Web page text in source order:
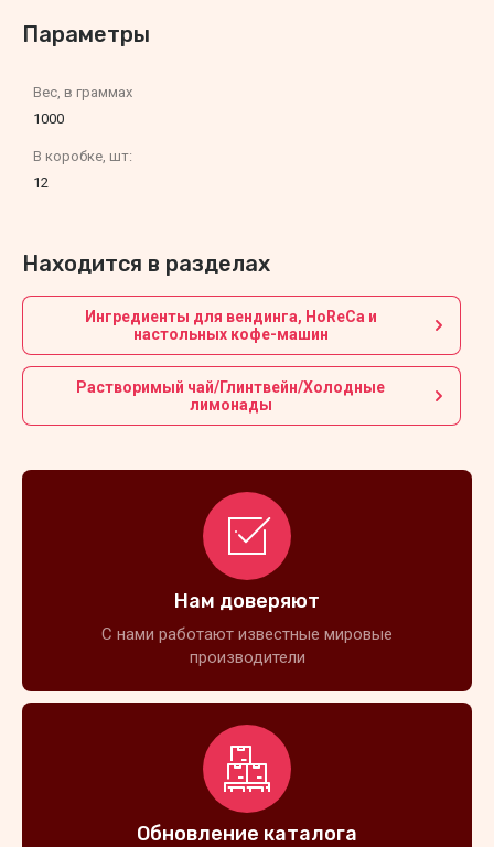
Параметры
Вес, в граммах
1000
В коробке, шт:
12
Находится в разделах
Ингредиенты для вендинга, HoReCa и
настольных кофе-машин
Растворимый чай/Глинтвейн/Холодные
лимонады
Нам доверяют
С нами работают известные мировые
производители
Обновление каталога